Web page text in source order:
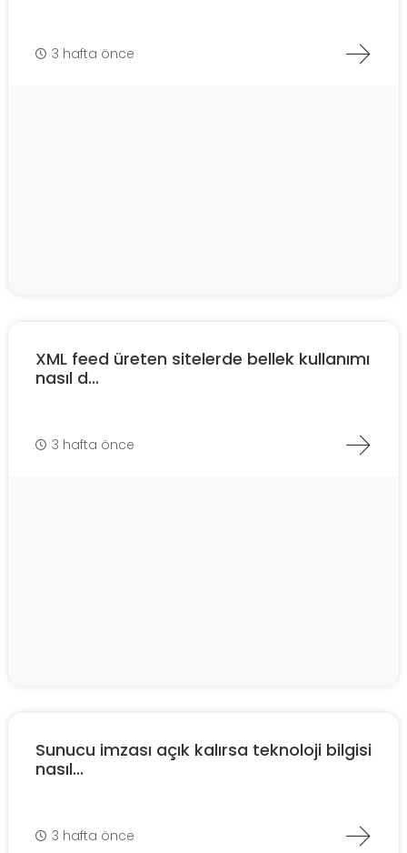
3 hafta önce
XML feed üreten sitelerde bellek kullanımı
nasıl d...
3 hafta önce
Sunucu imzası açık kalırsa teknoloji bilgisi
nasıl...
3 hafta önce